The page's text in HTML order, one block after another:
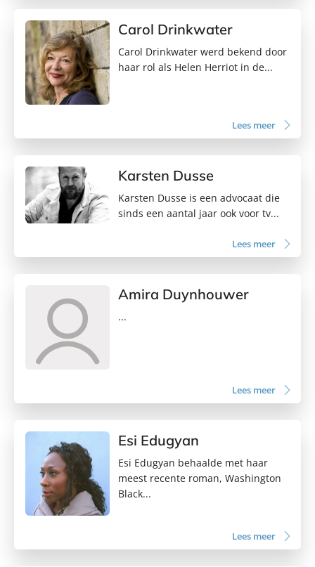
Carol Drinkwater
Carol Drinkwater werd bekend door
haar rol als Helen Herriot in de...
Lees meer
Karsten Dusse
Karsten Dusse is een advocaat die
sinds een aantal jaar ook voor tv...
Lees meer
Amira Duynhouwer
...
Lees meer
Esi Edugyan
Esi Edugyan behaalde met haar
meest recente roman, Washington
Black...
Lees meer